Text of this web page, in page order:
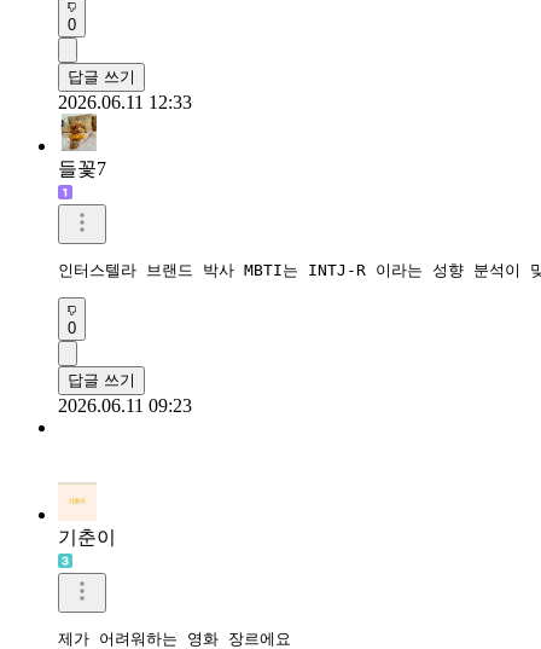
0
답글 쓰기
2026.06.11 12:33
들꽃7
인터스텔라 브랜드 박사 MBTI는 INTJ-R 이라는 성향 분석
0
답글 쓰기
2026.06.11 09:23
기춘이
제가 어려워하는 영화 장르에요